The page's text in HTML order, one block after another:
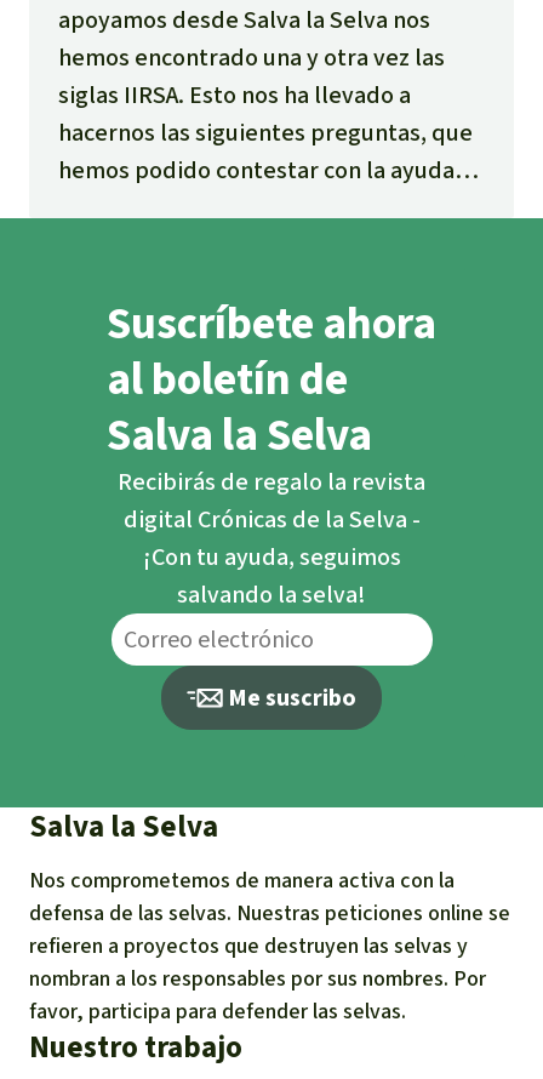
apoyamos desde Salva la Selva nos
hemos encontrado una y otra vez las
siglas IIRSA. Esto nos ha llevado a
hacernos las siguientes preguntas, que
hemos podido contestar con la ayuda
Suscríbete ahora
al boletín de
Salva la Selva
Recibirás de regalo la revista
digital Crónicas de la Selva -
¡Con tu ayuda, seguimos
salvando la selva!
Me suscribo
Salva la Selva
Nos comprometemos de manera activa con la
defensa de las selvas. Nuestras peticiones online se
refieren a proyectos que destruyen las selvas y
nombran a los responsables por sus nombres. Por
favor, participa para defender las selvas.
Nuestro trabajo